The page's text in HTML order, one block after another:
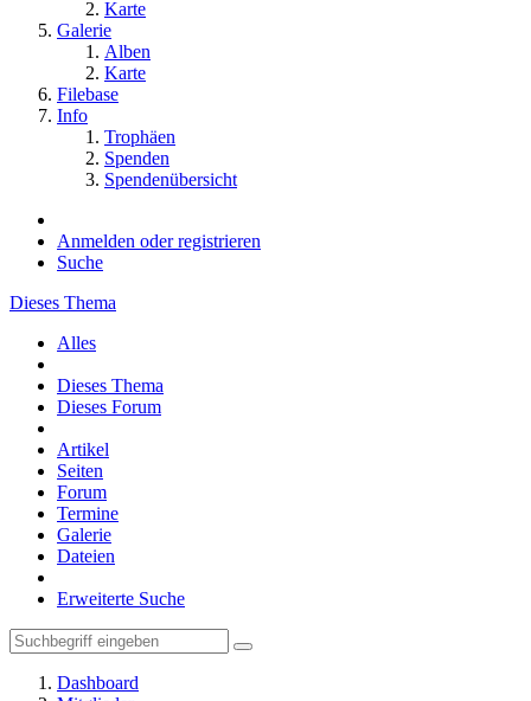
Karte
Galerie
Alben
Karte
Filebase
Info
Trophäen
Spenden
Spendenübersicht
Anmelden oder registrieren
Suche
Dieses Thema
Alles
Dieses Thema
Dieses Forum
Artikel
Seiten
Forum
Termine
Galerie
Dateien
Erweiterte Suche
Dashboard